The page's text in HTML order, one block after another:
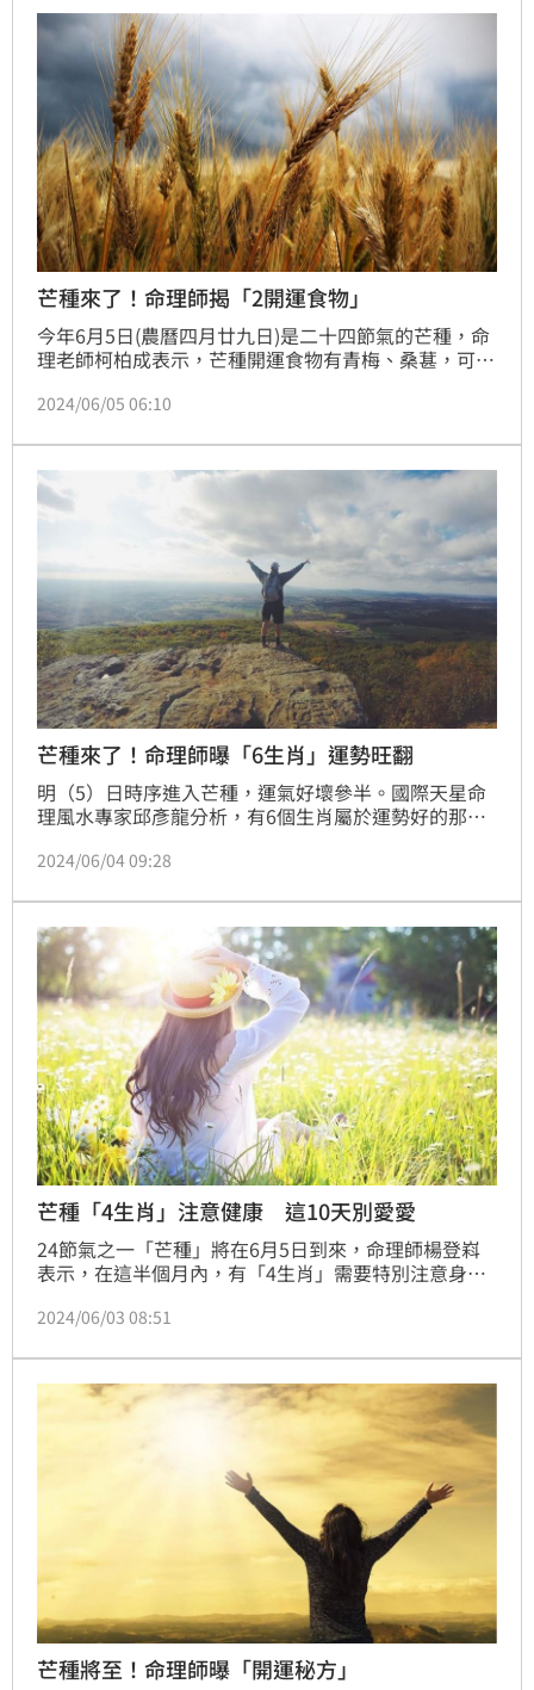
佑）
芒種來了！命理師揭「2開運食物」
今年6月5日(農曆四月廿九日)是二十四節氣的芒種，命
理老師柯柏成表示，芒種開運食物有青梅、桑葚，可促
時，於家中正北方掛上一幅風景月曆或海報。（賴俊
2024/06/05 06:10
芒種來了！命理師曝「6生肖」運勢旺翻
明（5）日時序進入芒種，運氣好壞參半。國際天星命
理風水專家邱彥龍分析，有6個生肖屬於運勢好的那一
人相助，錢賺得開心，另外，屬蛇者有無形磁場加持，
多、屬兔的建議往遠方或網路發展，會對自己特別有
利。
2024/06/04 09:28
芒種「4生肖」注意健康 這10天別愛愛
24節氣之一「芒種」將在6月5日到來，命理師楊登嵙
表示，在這半個月內，有「4生肖」需要特別注意身體
避免性生活，否則可能消耗正氣。
2024/06/03 08:51
芒種將至！命理師曝「開運秘方」